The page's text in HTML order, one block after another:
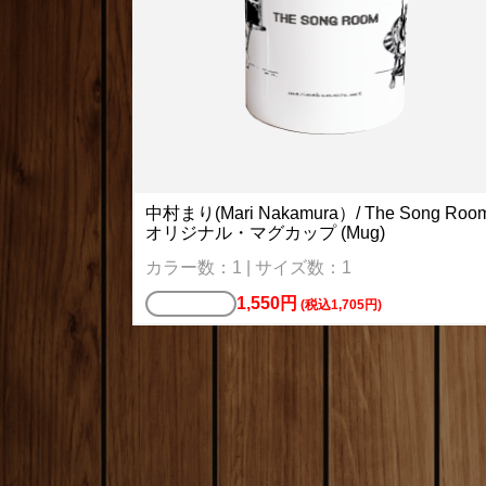
中村まり(Mari Nakamura）/ The Song
オリジナル・マグカップ (Mug)
カラー数：1 | サイズ数：1
1,550円 (税込1,705円)